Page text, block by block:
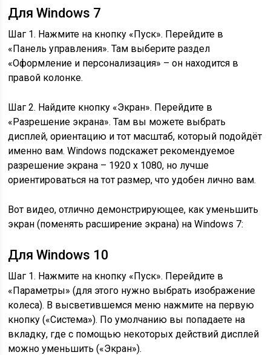
Для Windows 7
Шаг 1. Нажмите на кнопку «Пуск». Перейдите в
«Панель управления». Там выберите раздел
«Оформление и персонализация» – он находится в
правой колонке.
Шаг 2. Найдите кнопку «Экран». Перейдите в
«Разрешение экрана». Там вы можете выбрать
дисплей, ориентацию и тот масштаб, который подойдёт
именно вам. Windows подскажет рекомендуемое
разрешение экрана – 1920 х 1080, но лучше
ориентироваться на тот размер, что удобен лично вам.
Вот видео, отлично демонстрирующее, как уменьшить
экран (поменять расширение экрана) на Windows 7:
Для Windows 10
Шаг 1. Нажмите на кнопку «Пуск». Перейдите в
«Параметры» (для этого нужно выбрать изображение
колеса). В высветившемся меню нажмите на первую
кнопку («Система»). По умолчанию вы попадаете на
вкладку, где с помощью некоторых действий дисплей
можно уменьшить («Экран»).